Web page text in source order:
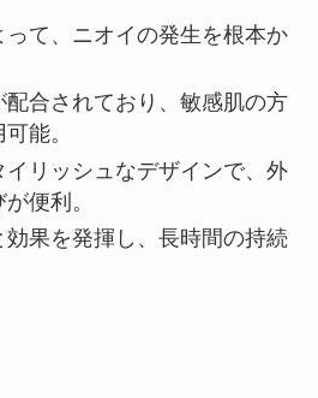
て、ニオイの発生を根本か
合されており、敏感肌の方
能。
イリッシュなデザインで、外
便利。
果を発揮し、長時間の持続